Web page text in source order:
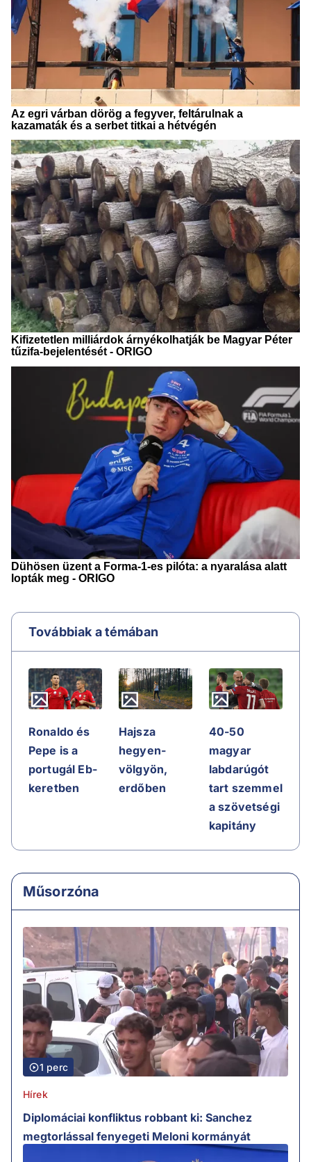
Továbbiak a témában
Ronaldo és
Pepe is a
portugál Eb-
keretben
Hajsza
hegyen-
völgyön,
erdőben
40-50
magyar
labdarúgót
tart szemmel
a szövetségi
kapitány
Műsorzóna
1 perc
Hírek
Diplomáciai konfliktus robbant ki: Sanchez
megtorlással fenyegeti Meloni kormányát